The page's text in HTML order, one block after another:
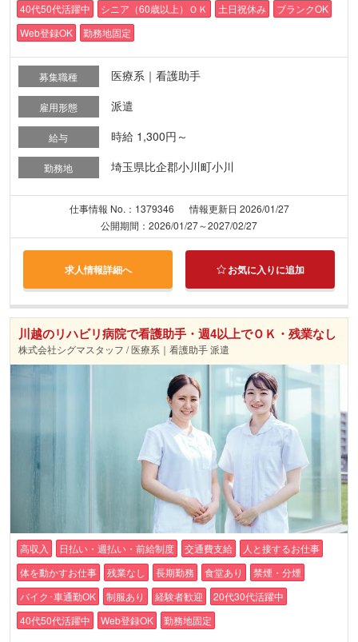
40代50代活躍中
シニア（60歳以上）ＯＫ 土日祝休み
ブランクOK
Web登録OK
勤務地固定
募集職種 医療系｜看護助手
雇用形態 派遣
給与 時給 1,300円～
勤務地 埼玉県比企郡小川町小川
仕事情報 No.：1379346
情報更新日 2026/01/27
公開期間：2026/01/27～2027/02/27
求人情報詳細へ お気に入りに追加
川越のリハビリ病院で看護助手・週4以上でＯＫ・残業なし
株式会社シグマスタッフ / 医療系｜看護助手 派遣
高収入 日払い・週払い・前給制度 交通費支給
人と接するお仕事
体を動かすお仕事
残業なし 長期勤務 食堂あり
禁煙・分煙
バイク･車通勤OK
制服あり 経験者歓迎
20代30代活躍中
40代50代活躍中
Web登録OK 勤務地固定